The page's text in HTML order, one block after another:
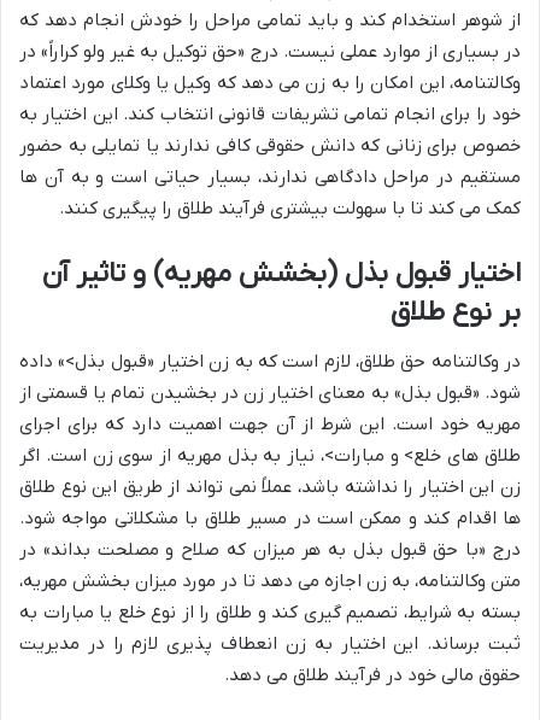
از شوهر استخدام کند و باید تمامی مراحل را خودش انجام دهد که
در بسیاری از موارد عملی نیست. درج «حق توکیل به غیر ولو کراراً» در
وکالتنامه، این امکان را به زن می دهد که وکیل یا وکلای مورد اعتماد
خود را برای انجام تمامی تشریفات قانونی انتخاب کند. این اختیار به
خصوص برای زنانی که دانش حقوقی کافی ندارند یا تمایلی به حضور
مستقیم در مراحل دادگاهی ندارند، بسیار حیاتی است و به آن ها
کمک می کند تا با سهولت بیشتری فرآیند طلاق را پیگیری کنند.
اختیار قبول بذل (بخشش مهریه) و تاثیر آن
بر نوع طلاق
در وکالتنامه حق طلاق، لازم است که به زن اختیار «قبول بذل>» داده
شود. «قبول بذل» به معنای اختیار زن در بخشیدن تمام یا قسمتی از
مهریه خود است. این شرط از آن جهت اهمیت دارد که برای اجرای
طلاق های خلع> و مبارات>، نیاز به بذل مهریه از سوی زن است. اگر
زن این اختیار را نداشته باشد، عملاً نمی تواند از طریق این نوع طلاق
ها اقدام کند و ممکن است در مسیر طلاق با مشکلاتی مواجه شود.
درج «با حق قبول بذل به هر میزان که صلاح و مصلحت بداند» در
متن وکالتنامه، به زن اجازه می دهد تا در مورد میزان بخشش مهریه،
بسته به شرایط، تصمیم گیری کند و طلاق را از نوع خلع یا مبارات به
ثبت برساند. این اختیار به زن انعطاف پذیری لازم را در مدیریت
حقوق مالی خود در فرآیند طلاق می دهد.